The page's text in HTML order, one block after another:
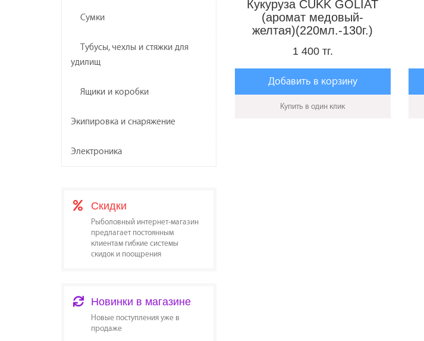
Сумки
Тубусы, чехлы и стяжки для
удилищ
Ящики и коробки
Экипировка и снаряжение
Электроника
Скидки
Рыболовный интернет-магазин
предлагает постоянным
клиентам гибкие системы
скидок и поощрения
Новинки в магазине
Новые поступления уже в
продаже
Кукуруза CUKK GOLIAT
(аромат медовый-
желтая)(220мл.-130г.)
1 400 тг.
Добавить в корзину
Купить в один клик